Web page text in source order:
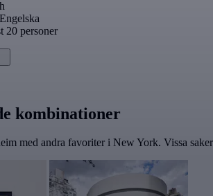
20 personer
kombinationer
med andra favoriter i New York. Vissa